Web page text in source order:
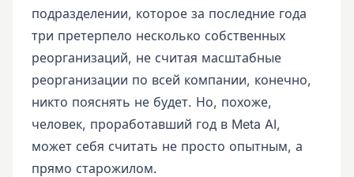
подразделении, которое за последние года
три претерпело несколько собственных
реорганизаций, не считая масштабные
реорганизации по всей компании, конечно,
никто пояснять не будет. Но, похоже,
человек, проработавший год в Meta AI,
может себя считать не просто опытным, а
прямо старожилом.